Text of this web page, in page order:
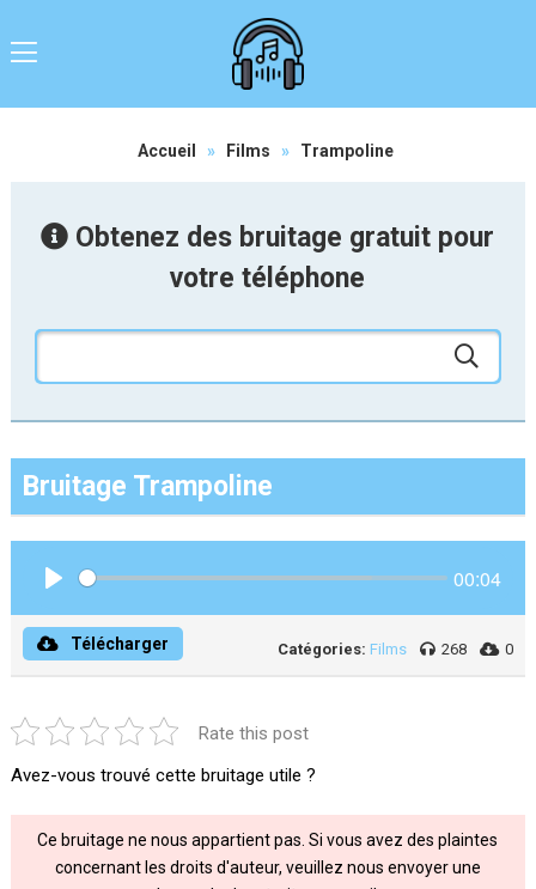
Accueil » Films » Trampoline
Obtenez des bruitage gratuit pour
votre téléphone
Bruitage Trampoline
00:04
Télécharger Catégories: Films 268 0
Rate this post
Avez-vous trouvé cette bruitage utile ?
Ce bruitage ne nous appartient pas. Si vous avez des plaintes
concernant les droits d'auteur, veuillez nous envoyer une